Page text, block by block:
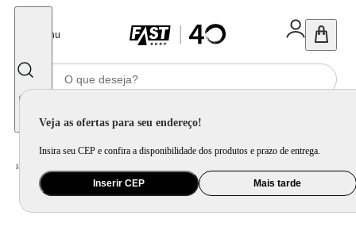
Menu
Veja as ofertas para seu endereço!
Insira seu CEP e confira a disponibilidade dos produtos e prazo de entrega.
Inserir CEP Mais tarde
Home